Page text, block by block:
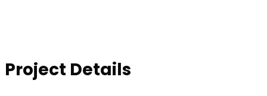
Project Details